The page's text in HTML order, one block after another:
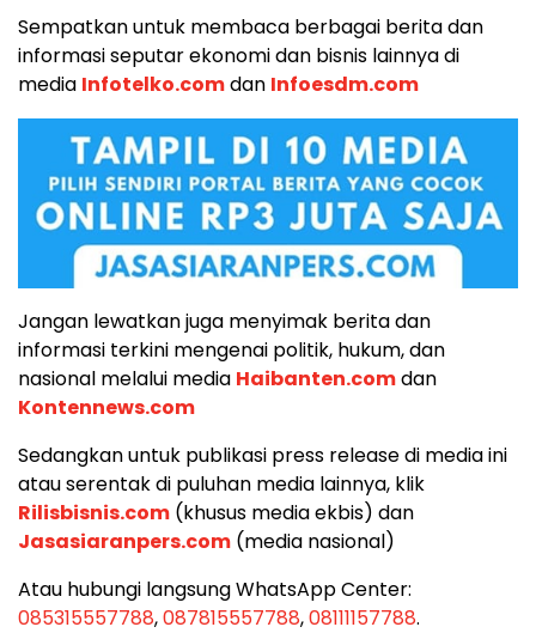
Sempatkan untuk membaca berbagai berita dan
informasi seputar ekonomi dan bisnis lainnya di
media Infotelko.comdan Infoesdm.com
Jangan lewatkan juga menyimak berita dan
informasi terkini mengenai politik, hukum, dan
nasional melalui media Haibanten.comdan
Kontennews.com
Sedangkan untuk publikasi press release di media ini
atau serentak di puluhan media lainnya, klik
Rilisbisnis.com (khusus media ekbis) dan
Jasasiaranpers.com (media nasional)
Atau hubungi langsung WhatsApp Center:
085315557788,087815557788,08111157788.